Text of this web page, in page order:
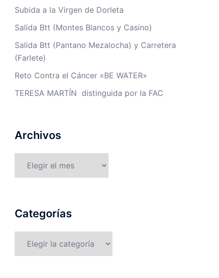
Subida a la Virgen de Dorleta
Salida Btt (Montes Blancos y Casino)
Salida Btt (Pantano Mezalocha) y Carretera
(Farlete)
Reto Contra el Cáncer «BE WATER»
TERESA MARTÍN distinguida por la FAC
Archivos
Categorías